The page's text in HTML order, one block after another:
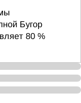
Бугор
80 %